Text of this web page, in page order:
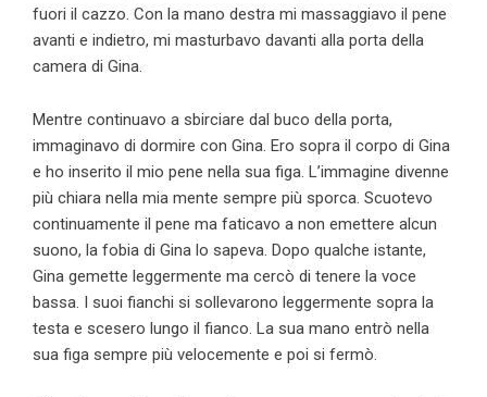
fuori il cazzo. Con la mano destra mi massaggiavo il pene
avanti e indietro, mi masturbavo davanti alla porta della
camera di Gina.
Mentre continuavo a sbirciare dal buco della porta,
immaginavo di dormire con Gina. Ero sopra il corpo di Gina
e ho inserito il mio pene nella sua figa. L’immagine divenne
più chiara nella mia mente sempre più sporca. Scuotevo
continuamente il pene ma faticavo a non emettere alcun
suono, la fobia di Gina lo sapeva. Dopo qualche istante,
Gina gemette leggermente ma cercò di tenere la voce
bassa. I suoi fianchi si sollevarono leggermente sopra la
testa e scesero lungo il fianco. La sua mano entrò nella
sua figa sempre più velocemente e poi si fermò.